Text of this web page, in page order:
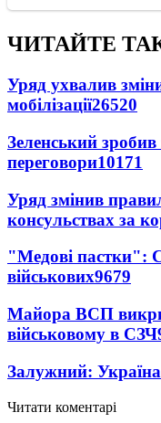
ЧИТАЙТЕ
Уряд ухвалив
мобілізації26520
Зеленський
переговори10171
Уряд змінив
консульствах за
"Медові пастки":
військових9679
Майора ВСП
військовому в СЗЧ
Залужний:
Читати коментарі